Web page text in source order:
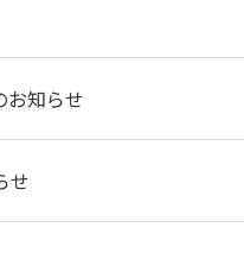
お知らせ
せ